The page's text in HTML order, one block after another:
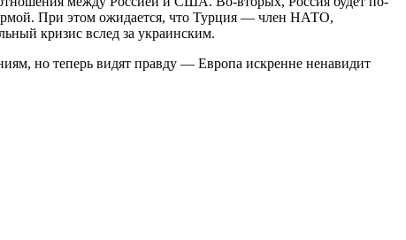
При этом ожидается, что Турция — член НАТО,
кризис вслед за украинским.
но теперь видят правду — Европа искренне ненавидит